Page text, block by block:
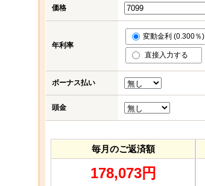
価格
年利率
変動金利 (0.300％)
直接入力する
ボーナス払い
頭金
毎月のご返済額
178,073円